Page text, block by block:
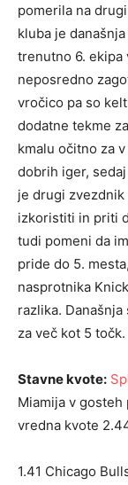
pomerila na
kluba je
trenutno 6. ekipa
neposredno
vročico pa so
dodatne tekme
kmalu očitno za
dobrih iger,
je drugi zvezdnik
izkoristiti in priti
tudi pomeni da
pride do 5.
nasprotnika
razlika.
za več kot 5 točk.
Stavne kvote:
Miamija v gosteh
vredna kvote
1.41 Chicago